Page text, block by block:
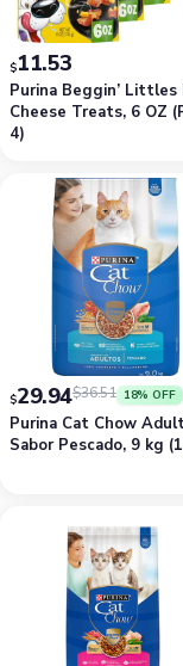
Purina Beggin’ Littles
Cheese Treats, 6 OZ
4)
$11.53
Purina Cat Chow
Sabor Pescado, 9 kg
$36.51
$29.94 18% OFF